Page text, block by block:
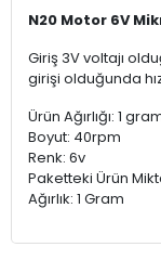
N20 Motor 6V
Giriş 3V voltajı
girişi olduğunda
Ürün Ağırlığı: ‎1
Boyut: ‎40rpm
Renk: ‎6v
Paketteki Ürün
Ağırlık: ‎1 Gram